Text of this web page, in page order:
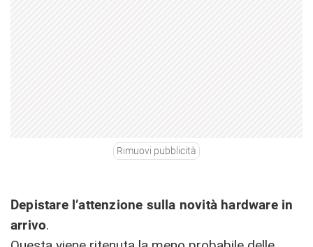
Rimuovi pubblicità
Depistare l’attenzione sulla novità hardware in
arrivo.